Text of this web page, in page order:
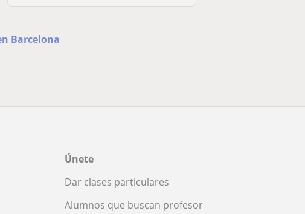
Barcelona
Únete
Dar clases particulares
Alumnos que buscan profesor